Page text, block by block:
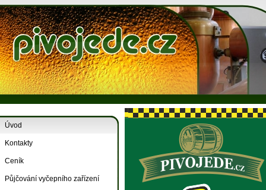
Úvod
Kontakty
Ceník
Půjčování vyčepního zařízení